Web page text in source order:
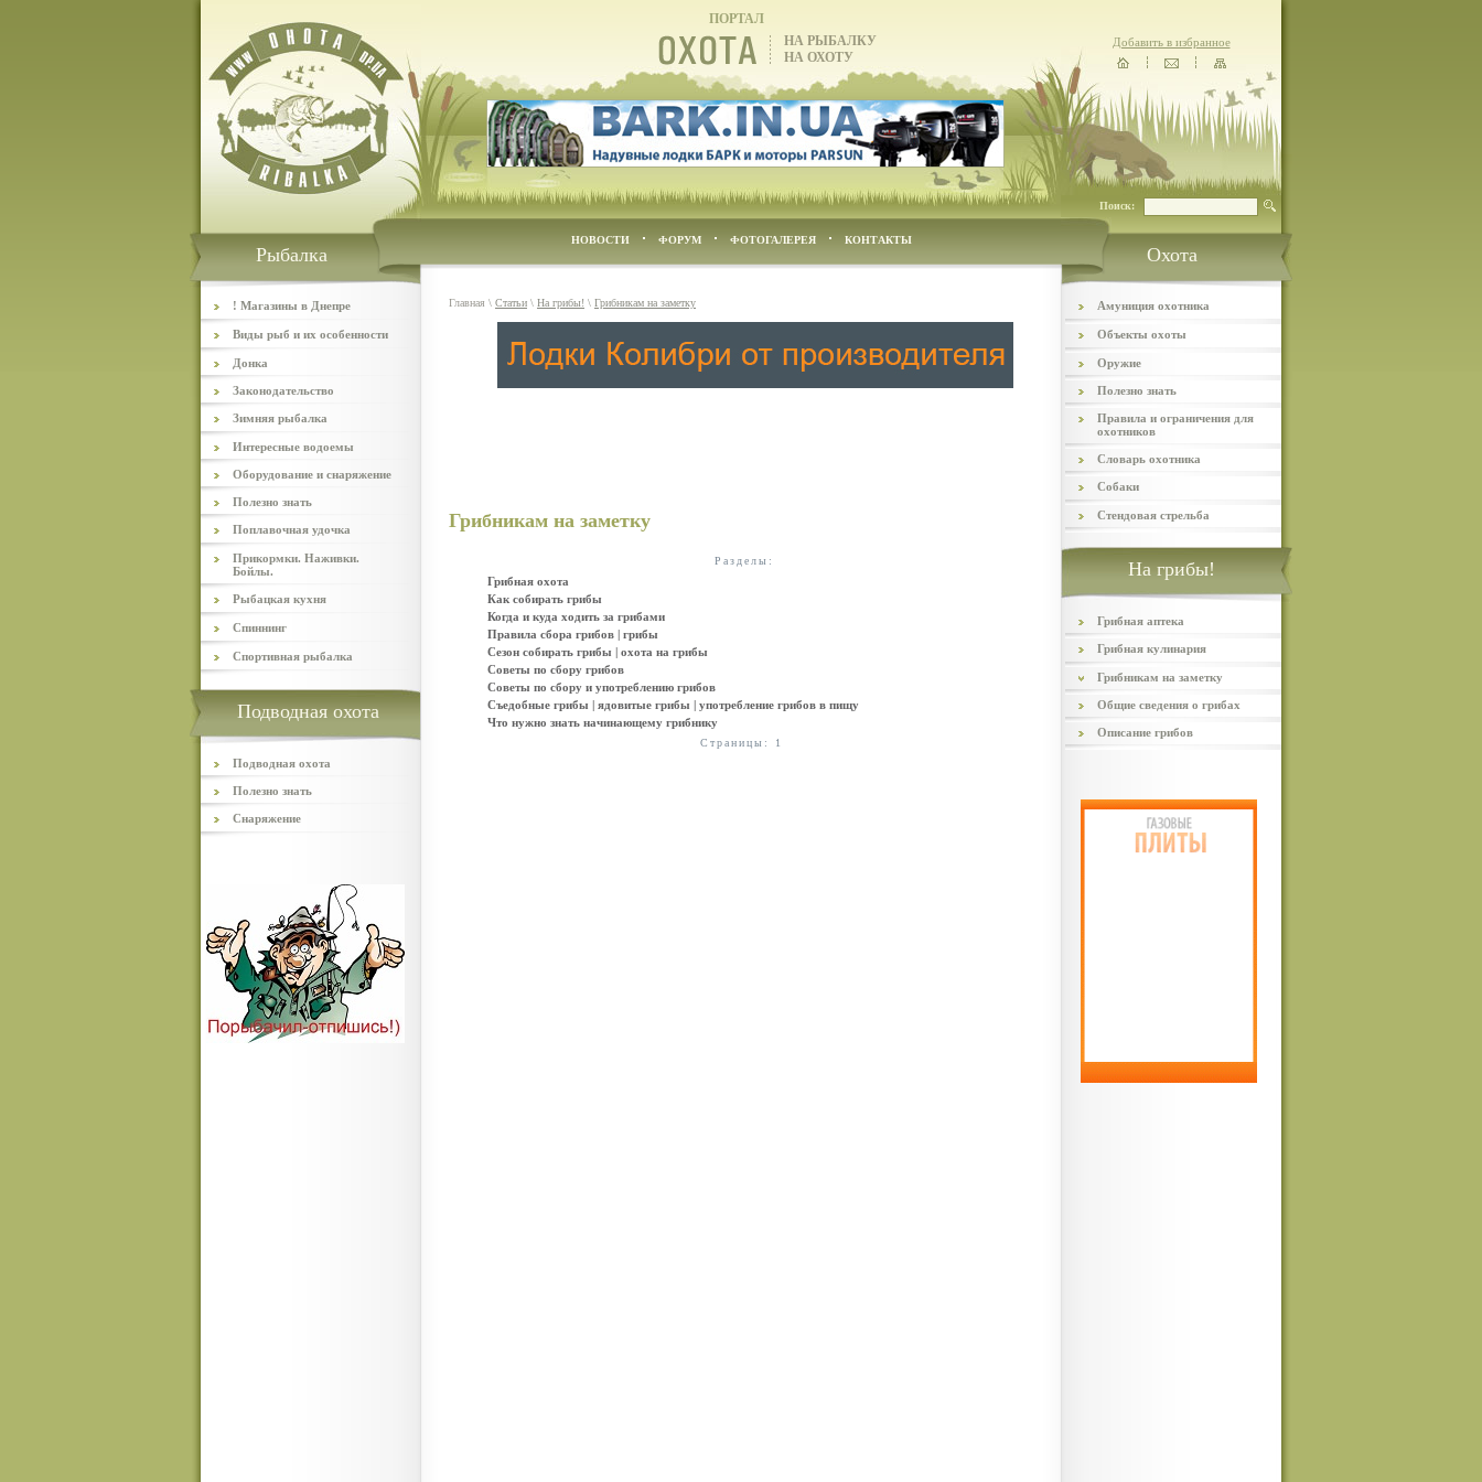
ПОРТАЛ
НА РЫБАЛКУ
НА ОХОТУ
Добавить в избранное
Поиск:
Рыбалка
НОВОСТИ ФОРУМ ФОТОГАЛЕРЕЯ КОНТАКТЫ
Охота
! Магазины в Днепре
Виды рыб и их особенности
Донка
Законодательство
Зимняя рыбалка
Интересные водоемы
Оборудование и снаряжение
Полезно знать
Поплавочная удочка
Прикормки. Наживки.
Бойлы.
Рыбацкая кухня
Спиннинг
Спортивная рыбалка
Подводная охота
Подводная охота
Полезно знать
Снаряжение
Главная \ Статьи \ На грибы! \ Грибникам на заметку
Грибникам на заметку
Разделы:
Грибная охота
Как собирать грибы
Когда и куда ходить за грибами
Правила сбора грибов | грибы
Сезон собирать грибы | охота на грибы
Советы по сбору грибов
Советы по сбору и употреблению грибов
Съедобные грибы | ядовитые грибы | употреблениe грибов в пищу
Что нужно знать начинающему грибнику
Страницы: 1
Амуниция охотника
Объекты охоты
Оружие
Полезно знать
Правила и ограничения для
охотников
Словарь охотника
Собаки
Стендовая стрельба
На грибы!
Грибная аптека
Грибная кулинария
Грибникам на заметку
Общие сведения о грибах
Описание грибов